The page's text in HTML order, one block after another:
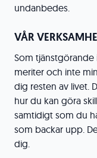
undanbedes.
VÅR
Som tjänstgörande
meriter och inte
dig resten av livet.
hur du kan göra
samtidigt som du
som backar upp.
dig.